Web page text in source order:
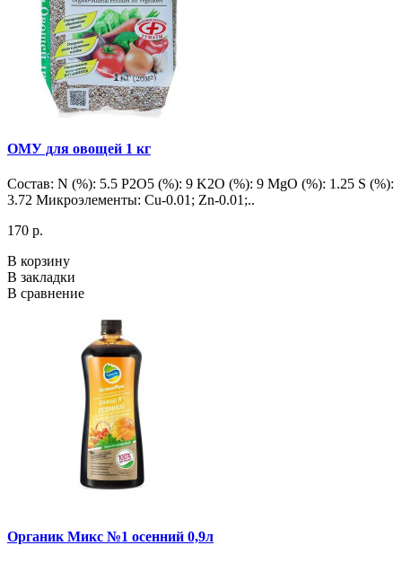
ОМУ для овощей 1 кг
Состав: N (%): 5.5 P2O5 (%): 9 K2O (%): 9 MgO (%): 1.25 S (%):
3.72 Микроэлементы: Cu-0.01; Zn-0.01;..
170 р.
В корзину
В закладки
В сравнение
Органик Микс №1 осенний 0,9л